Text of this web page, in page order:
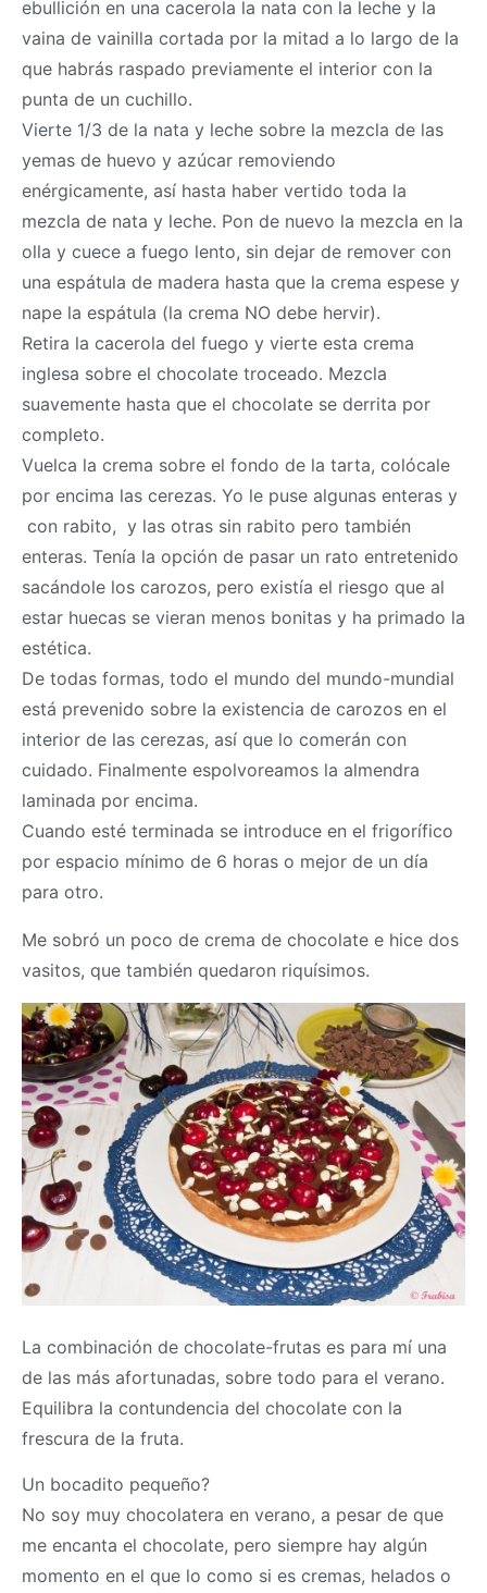
ebullición en una cacerola la nata con la leche y la
vaina de vainilla cortada por la mitad a lo largo de la
que habrás raspado previamente el interior con la
punta de un cuchillo.
Vierte 1/3 de la nata y leche sobre la mezcla de las
yemas de huevo y azúcar removiendo
enérgicamente, así hasta haber vertido toda la
mezcla de nata y leche. Pon de nuevo la mezcla en la
olla y cuece a fuego lento, sin dejar de remover con
una espátula de madera hasta que la crema espese y
nape la espátula (la crema NO debe hervir).
Retira la cacerola del fuego y vierte esta crema
inglesa sobre el chocolate troceado. Mezcla
suavemente hasta que el chocolate se derrita por
completo.
Vuelca la crema sobre el fondo de la tarta, colócale
por encima las cerezas. Yo le puse algunas enteras y
con rabito, y las otras sin rabito pero también
enteras. Tenía la opción de pasar un rato entretenido
sacándole los carozos, pero existía el riesgo que al
estar huecas se vieran menos bonitas y ha primado la
estética.
De todas formas, todo el mundo del mundo-mundial
está prevenido sobre la existencia de carozos en el
interior de las cerezas, así que lo comerán con
cuidado. Finalmente espolvoreamos la almendra
laminada por encima.
Cuando esté terminada se introduce en el frigorífico
por espacio mínimo de 6 horas o mejor de un día
para otro.
Me sobró un poco de crema de chocolate e hice dos
vasitos, que también quedaron riquísimos.
La combinación de chocolate-frutas es para mí una
de las más afortunadas, sobre todo para el verano.
Equilibra la contundencia del chocolate con la
frescura de la fruta.
Un bocadito pequeño?
No soy muy chocolatera en verano, a pesar de que
me encanta el chocolate, pero siempre hay algún
momento en el que lo como si es cremas, helados o